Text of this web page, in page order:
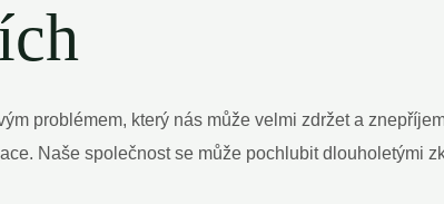
problémem, který nás může velmi zdržet a
Naše společnost se může pochlubit dlouholetými